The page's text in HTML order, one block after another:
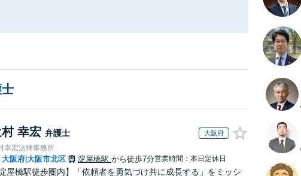
幸宏 弁護士 大阪府
幸宏法律事務所
大阪府 大阪市北区 淀屋橋駅 から徒歩7分営業時間：本日定休日
淀屋橋駅徒歩圏内】「依頼者を勇気づけ共に成長する」をミッシ